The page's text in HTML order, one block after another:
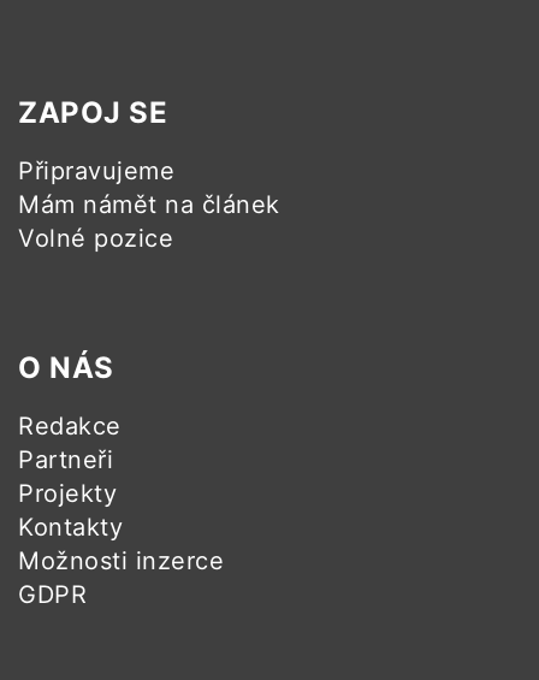
ZAPOJ SE
Připravujeme
Mám námět na článek
Volné pozice
O NÁS
Redakce
Partneři
Projekty
Kontakty
Možnosti inzerce
GDPR